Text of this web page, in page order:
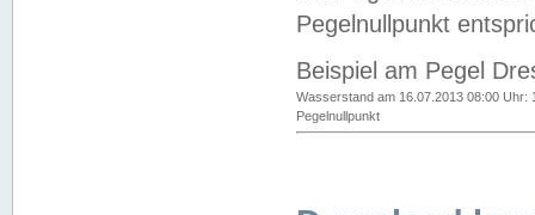
Pegelnullpunkt
Beispiel am Pegel
Wasserstand am 16.07.2013 08:00 Uhr:
Pegelnullpunkt